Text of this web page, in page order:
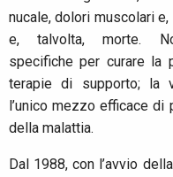
nucale, dolori muscolari
e, talvolta, morte.
specifiche per curare la
terapie di supporto; la
l’unico mezzo efficace
della malattia.
Dal 1988, con l’avvio della